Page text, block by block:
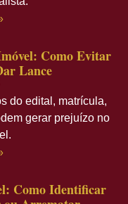
Como Evitar
Lance
do edital, matrícula,
gerar prejuízo no
Como Identificar